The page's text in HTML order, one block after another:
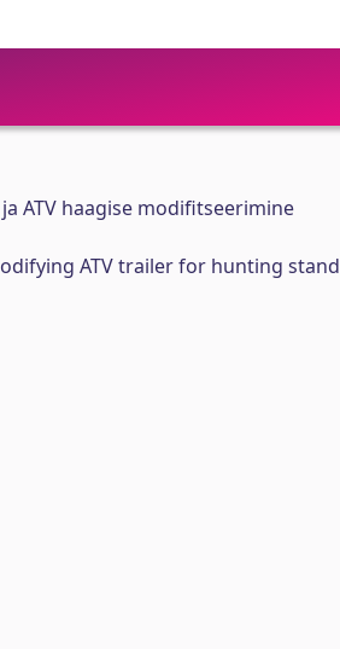
ATV haagise modifitseerimine
ATV trailer for hunting stand